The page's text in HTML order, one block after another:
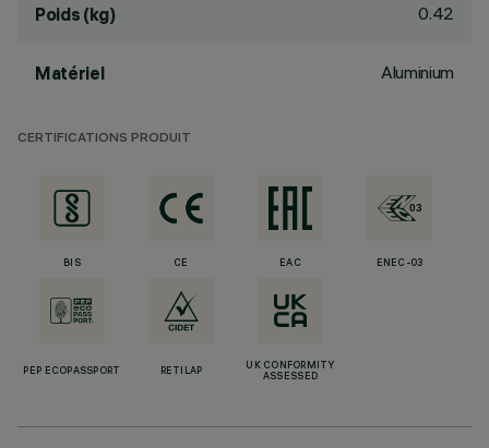
Poids (kg) 0.42
Matériel Aluminium
CERTIFICATIONS PRODUIT
BIS CE EAC ENEC-03
PEP ECOPASSPORT RETILAP
UK CONFORMITY
ASSESSED